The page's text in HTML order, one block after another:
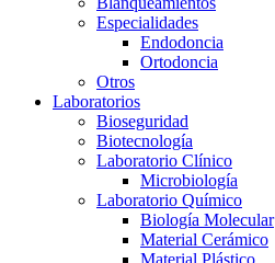
Especialidades
Endodoncia
Ortodoncia
Otros
Laboratorios
Bioseguridad
Biotecnología
Laboratorio Clínico
Microbiología
Laboratorio Químico
Biología Molecular
Material Cerámico
Material Plástico